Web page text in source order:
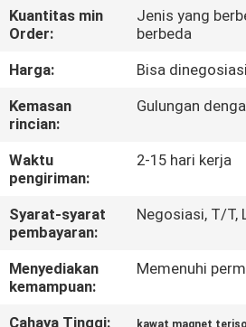
WISATA
PABRIK
KONTROL
KUALITAS
HUBUNGI
KAMI
BERITA
Kuantitas min
Order:
Jenis yang
berbeda
Harga:
Bisa
Kemasan
rincian:
Gulungan
Waktu
pengiriman:
2-15 hari kerja
Syarat-syarat
pembayaran:
Negosiasi, T/T,
Menyediakan
kemampuan:
Memenuhi
Cahaya Tinggi: